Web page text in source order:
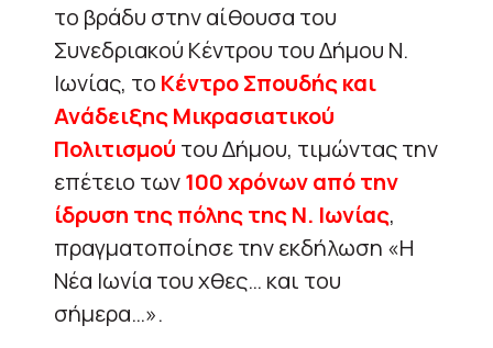
το βράδυ στην αίθουσα του
Συνεδριακού Κέντρου του Δήμου Ν.
Ιωνίας, το Κέντρο Σπουδής και
Ανάδειξης Μικρασιατικού
Πολιτισμού του Δήμου, τιμώντας την
επέτειο των100 χρόνων από την
ίδρυση της πόλης της Ν. Ιωνίας,
πραγματοποίησε την εκδήλωση «Η
Νέα Ιωνία του χθες… και του
σήμερα…».